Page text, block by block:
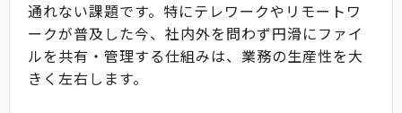
通れない課題です。特にテレワークやリモートワ
ークが普及した今、社内外を問わず円滑にファイ
ルを共有・管理する仕組みは、業務の生産性を大
きく左右します。